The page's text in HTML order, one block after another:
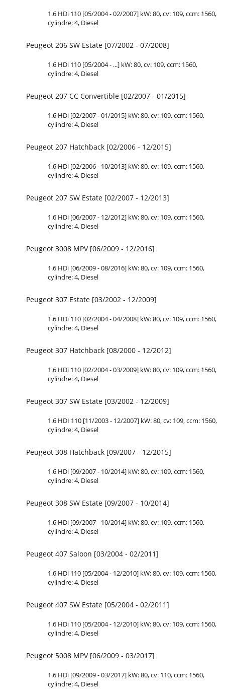
1.6 HDi 110 [05/2004 - 02/2007] kW: 80, cv: 109, ccm: 1560,
cylindre: 4, Diesel
Peugeot 206 SW Estate [07/2002 - 07/2008]
1.6 HDi 110 [05/2004 - ...] kW: 80, cv: 109, ccm: 1560,
cylindre: 4, Diesel
Peugeot 207 CC Convertible [02/2007 - 01/2015]
1.6 HDi [02/2007 - 01/2015] kW: 80, cv: 109, ccm: 1560,
cylindre: 4, Diesel
Peugeot 207 Hatchback [02/2006 - 12/2015]
1.6 HDi [02/2006 - 10/2013] kW: 80, cv: 109, ccm: 1560,
cylindre: 4, Diesel
Peugeot 207 SW Estate [02/2007 - 12/2013]
1.6 HDi [06/2007 - 12/2012] kW: 80, cv: 109, ccm: 1560,
cylindre: 4, Diesel
Peugeot 3008 MPV [06/2009 - 12/2016]
1.6 HDi [06/2009 - 08/2016] kW: 80, cv: 109, ccm: 1560,
cylindre: 4, Diesel
Peugeot 307 Estate [03/2002 - 12/2009]
1.6 HDi 110 [02/2004 - 04/2008] kW: 80, cv: 109, ccm: 1560,
cylindre: 4, Diesel
Peugeot 307 Hatchback [08/2000 - 12/2012]
1.6 HDi 110 [02/2004 - 03/2009] kW: 80, cv: 109, ccm: 1560,
cylindre: 4, Diesel
Peugeot 307 SW Estate [03/2002 - 12/2009]
1.6 HDI 110 [11/2003 - 12/2007] kW: 80, cv: 109, ccm: 1560,
cylindre: 4, Diesel
Peugeot 308 Hatchback [09/2007 - 12/2015]
1.6 HDi [09/2007 - 10/2014] kW: 80, cv: 109, ccm: 1560,
cylindre: 4, Diesel
Peugeot 308 SW Estate [09/2007 - 10/2014]
1.6 HDi [09/2007 - 10/2014] kW: 80, cv: 109, ccm: 1560,
cylindre: 4, Diesel
Peugeot 407 Saloon [03/2004 - 02/2011]
1.6 HDi 110 [05/2004 - 12/2010] kW: 80, cv: 109, ccm: 1560,
cylindre: 4, Diesel
Peugeot 407 SW Estate [05/2004 - 02/2011]
1.6 HDi 110 [05/2004 - 12/2010] kW: 80, cv: 109, ccm: 1560,
cylindre: 4, Diesel
Peugeot 5008 MPV [06/2009 - 03/2017]
1.6 HDi [09/2009 - 03/2017] kW: 80, cv: 110, ccm: 1560,
cylindre: 4, Diesel